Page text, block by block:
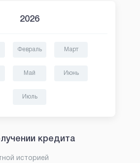
2026
Февраль Март
Май Июнь
Июль
кредита
историей